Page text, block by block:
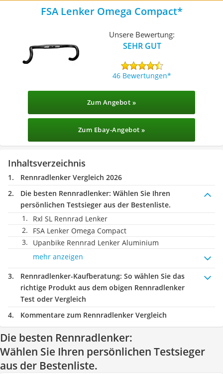
FSA Lenker Omega Compact
Unsere Bewertung:
SEHR GUT
46 Bewertungen
Zum Angebot »
Zum Ebay-Angebot »
Inhaltsverzeichnis
Rennradlenker Vergleich 2026
Die besten Rennradlenker: Wählen Sie Ihren
persönlichen Testsieger aus der Bestenliste.
Rxl SL Rennrad Lenker
FSA Lenker Omega Compact
Upanbike Rennrad Lenker Aluminium
mehr anzeigen
Rennradlenker-Kaufberatung: So wählen Sie das
richtige Produkt aus dem obigen Rennradlenker
Test oder Vergleich
Kommentare zum Rennradlenker Vergleich
Die besten Rennradlenker:
Wählen Sie Ihren persönlichen Testsieger
aus der Bestenliste.